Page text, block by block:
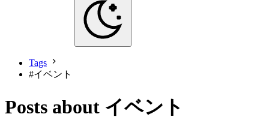
Tags
#イベント
Posts about イベント